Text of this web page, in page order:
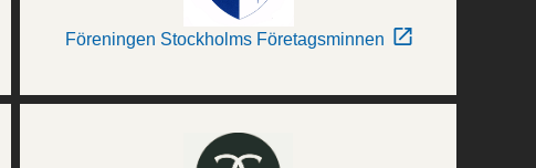
Föreningen Stockholms Företagsminnen